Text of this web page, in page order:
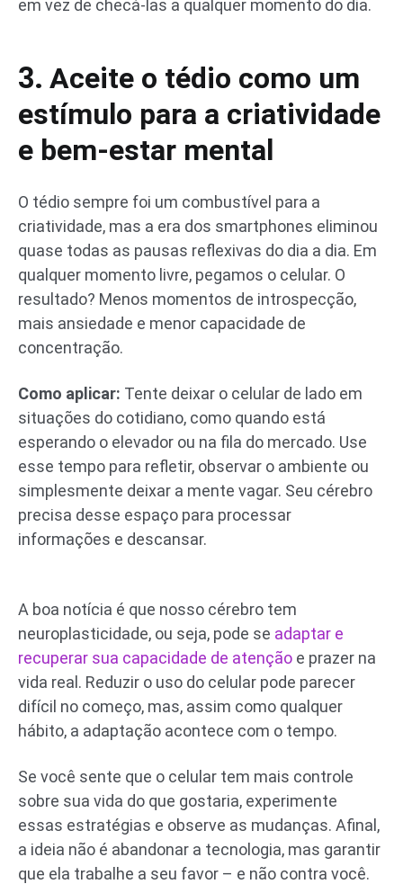
em vez de checá-las a qualquer momento do dia.
3. Aceite o tédio como um
estímulo para a criatividade
e bem-estar mental
O tédio sempre foi um combustível para a
criatividade, mas a era dos smartphones eliminou
quase todas as pausas reflexivas do dia a dia. Em
qualquer momento livre, pegamos o celular. O
resultado? Menos momentos de introspecção,
mais ansiedade e menor capacidade de
concentração.
Como aplicar: Tente deixar o celular de lado em
situações do cotidiano, como quando está
esperando o elevador ou na fila do mercado. Use
esse tempo para refletir, observar o ambiente ou
simplesmente deixar a mente vagar. Seu cérebro
precisa desse espaço para processar
informações e descansar.
A boa notícia é que nosso cérebro tem
neuroplasticidade, ou seja, pode se adaptar e
recuperar sua capacidade de atenção e prazer na
vida real. Reduzir o uso do celular pode parecer
difícil no começo, mas, assim como qualquer
hábito, a adaptação acontece com o tempo.
Se você sente que o celular tem mais controle
sobre sua vida do que gostaria, experimente
essas estratégias e observe as mudanças. Afinal,
a ideia não é abandonar a tecnologia, mas garantir
que ela trabalhe a seu favor – e não contra você.